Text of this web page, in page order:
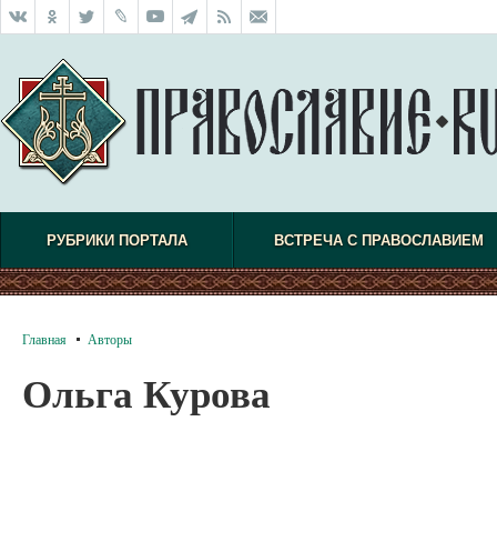
РУБРИКИ ПОРТАЛА ВСТРЕЧА С ПРАВОСЛАВИЕМ
Главная Авторы
Ольга Курова